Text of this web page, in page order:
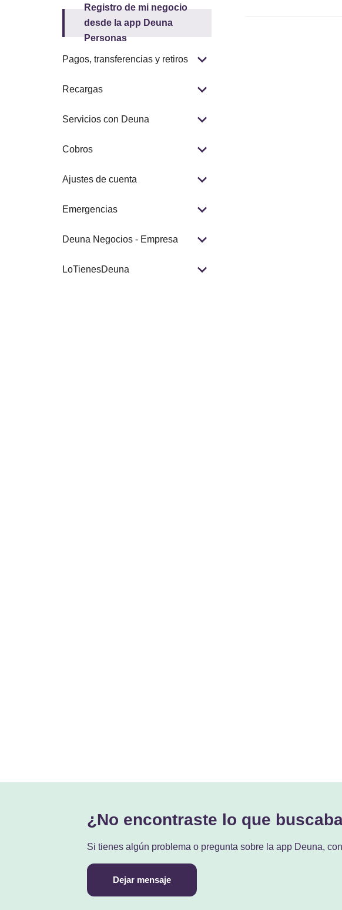
Registro de mi negocio
desde la app Deuna
Personas
Pagos, transferencias y retiros
Recargas
Servicios con Deuna
Cobros
Ajustes de cuenta
Emergencias
Deuna Negocios - Empresa
LoTienesDeuna
¿No encontraste lo que
Si tienes algún problema o pregunta sobre la app Deuna,
Dejar mensaje